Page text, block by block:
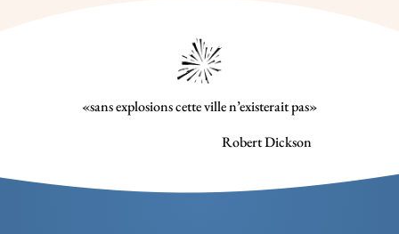
«sans explosions cette ville n’existerait pas»
Robert Dickson